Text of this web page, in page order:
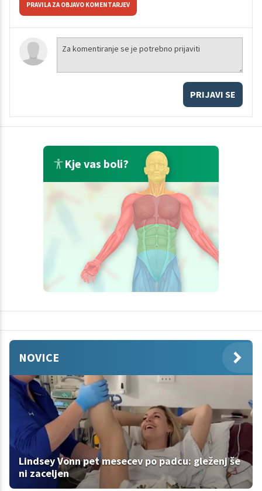
PRAVILA ZA OBJAVO KOMENTARJEV
PRIJAVI SE
Kje vas boli?
NOVICE
Lindsey Vonn pet mesecev po padcu: gleženj še
ni zaceljen